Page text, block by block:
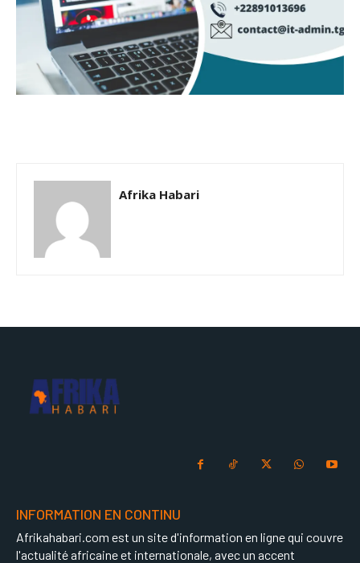
Afrika Habari
INFORMATION EN CONTINU
Afrikahabari.com est un site d'information en ligne qui couvre
l'actualité africaine et internationale, avec un accent